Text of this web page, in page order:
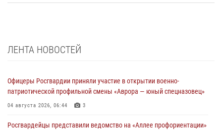
ЛЕНТА НОВОСТЕЙ
Офицеры Росгвардии приняли участие в открытии военно-
патриотической профильной смены «Аврора — юный спецназовец»
04 августа 2026, 06:44 3
Росгвардейцы представили ведомство на «Аллее профориентации»